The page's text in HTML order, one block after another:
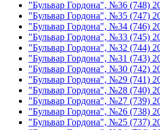
"Бульвар Гордона", №36 (748)
"Бульвар Гордона", №35 (747)
"Бульвар Гордона", №34 (746)
"Бульвар Гордона", №33 (745)
"Бульвар Гордона", №32 (744)
"Бульвар Гордона", №31 (743)
"Бульвар Гордона", №30 (742)
"Бульвар Гордона", №29 (741)
"Бульвар Гордона", №28 (740)
"Бульвар Гордона", №27 (739)
"Бульвар Гордона", №26 (738)
"Бульвар Гордона", №25 (737)